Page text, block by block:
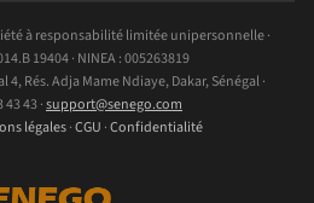
à responsabilité limitée unipersonnelle ·
19404 · NINEA : 005263819
Rés. Adja Mame Ndiaye, Dakar, Sénégal ·
43 ·support@senego.com
légales·CGU ·Confidentialité